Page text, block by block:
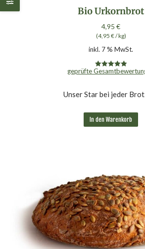
Bio Urkornbrot
4,95 €
(4,95 €/kg)
inkl. 7 % MwSt.
Bewertet mit
geprüfte
Unser Star bei jeder
In den Warenkorb